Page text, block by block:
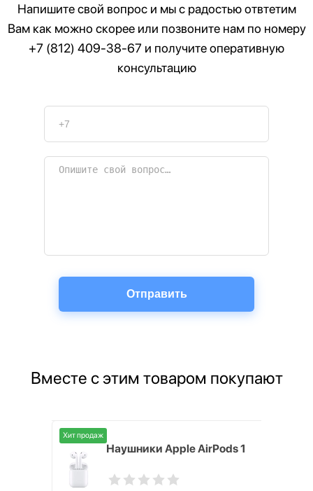
Напишите свой вопрос и мы с радостью отвтетим
Вам как можно скорее или позвоните нам по номеру
+7 (812) 409-38-67 и получите оперативную
консультацию
Вместе с этим товаром покупают
Хит продаж
Наушники Apple AirPods 1